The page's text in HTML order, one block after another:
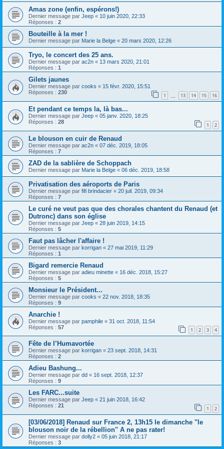
Amas zone (enfin, espérons!)
Dernier message par Jeep « 10 juin 2020, 22:33
Réponses : 2
Bouteille à la mer !
Dernier message par Marie la Belge « 20 mars 2020, 12:26
Tryo, le concert des 25 ans.
Dernier message par ac2n « 13 mars 2020, 21:01
Réponses : 1
Gilets jaunes
Dernier message par cooks « 15 févr. 2020, 15:51
Réponses : 230 1 13 14 15 16
Et pendant ce temps la, là bas...
Dernier message par Jeep « 05 janv. 2020, 18:25
Réponses : 28 1 2
Le blouson en cuir de Renaud
Dernier message par ac2n « 07 déc. 2019, 18:05
Réponses : 7
ZAD de la sablière de Schoppach
Dernier message par Marie la Belge « 06 déc. 2019, 18:58
Privatisation des aéroports de Paris
Dernier message par fifi brindacier « 20 juil. 2019, 09:34
Réponses : 7
Le curé ne veut pas que des chorales chantent du Renaud (et
Dutronc) dans son église
Dernier message par Jeep « 28 juin 2019, 14:15
Réponses : 5
Faut pas lâcher l'affaire !
Dernier message par korrigan « 27 mai 2019, 11:29
Réponses : 1
Bigard remercie Renaud
Dernier message par adieu minette « 16 déc. 2018, 15:27
Réponses : 5
Monsieur le Président...
Dernier message par cooks « 22 nov. 2018, 18:35
Réponses : 9
Anarchie !
Dernier message par pamphile « 31 oct. 2018, 11:54
Réponses : 57 1 2 3 4
Fête de l’Humavortée
Dernier message par korrigan « 23 sept. 2018, 14:31
Réponses : 2
Adieu Bashung...
Dernier message par dd « 16 sept. 2018, 12:37
Réponses : 9
Les FARC...suite
Dernier message par Jeep « 21 juin 2018, 16:42
Réponses : 21 1 2
[03/06/2018] Renaud sur France 2, 13h15 le dimanche "le
blouson noir de la rébellion" A ne pas rater!
Dernier message par dolly2 « 05 juin 2018, 21:17
Réponses : 3